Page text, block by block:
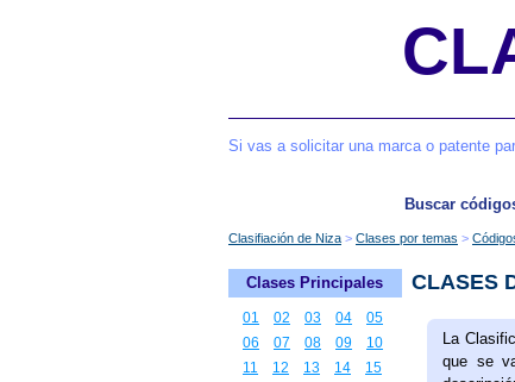
Si vas a solicitar una marca o patente
Buscar
Clasifiación de Niza Clases por temas
CLASES
La
que se
Clases Principales
01 02 03 04
05
06
07 08 09
10
11
12 13 14
15